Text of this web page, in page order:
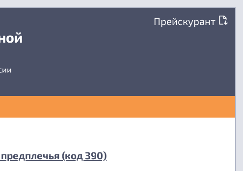
Прейскурант
(код 390)